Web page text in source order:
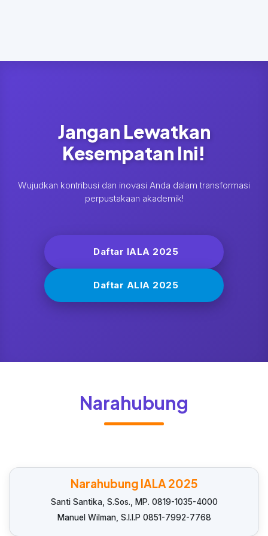
Jangan Lewatkan
Kesempatan Ini!
Wujudkan kontribusi dan inovasi Anda dalam transformasi
perpustakaan akademik!
Daftar IALA 2025
Daftar ALIA 2025
Narahubung
Narahubung IALA 2025
Santi Santika, S.Sos., MP. 0819-1035-4000
Manuel Wilman, S.I.I.P 0851-7992-7768